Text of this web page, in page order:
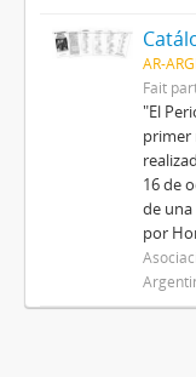
AR-
Fait
"El
primer
16 de
de
por